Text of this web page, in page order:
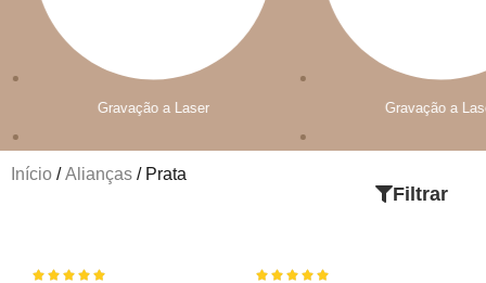
Gravação a Laser Gravação a
Início /Alianças / Prata
Filtrar